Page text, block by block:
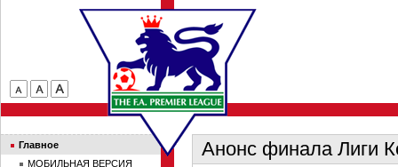
Анонс финала Лиги
Главное
МОБИЛЬНАЯ ВЕРСИЯ